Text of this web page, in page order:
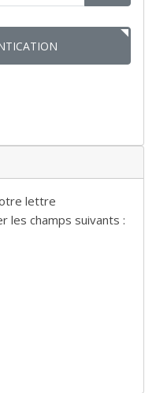
SHOW
lettre
les champs suivants :